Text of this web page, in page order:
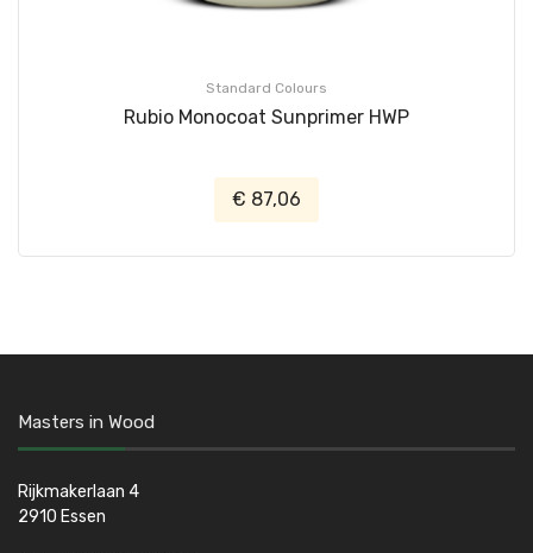
Standard Colours
Rubio Monocoat Sunprimer HWP
€ 87,06
Masters in Wood
Rijkmakerlaan 4
2910 Essen